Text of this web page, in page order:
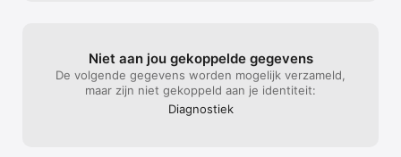
Niet aan jou gekoppelde gegevens
De volgende gegevens worden mogelijk verzameld,
maar zijn niet gekoppeld aan je identiteit:
Diagnostiek